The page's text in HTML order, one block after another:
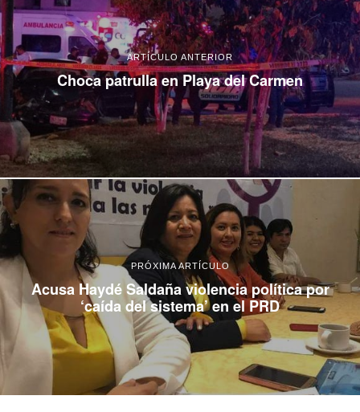
ARTÍCULO ANTERIOR
Choca patrulla en Playa del Carmen
PRÓXIMA ARTÍCULO
Acusa Haydé Saldaña violencia política por
‘caída del sistema’ en el PRD